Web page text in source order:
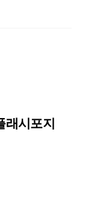
래시포지